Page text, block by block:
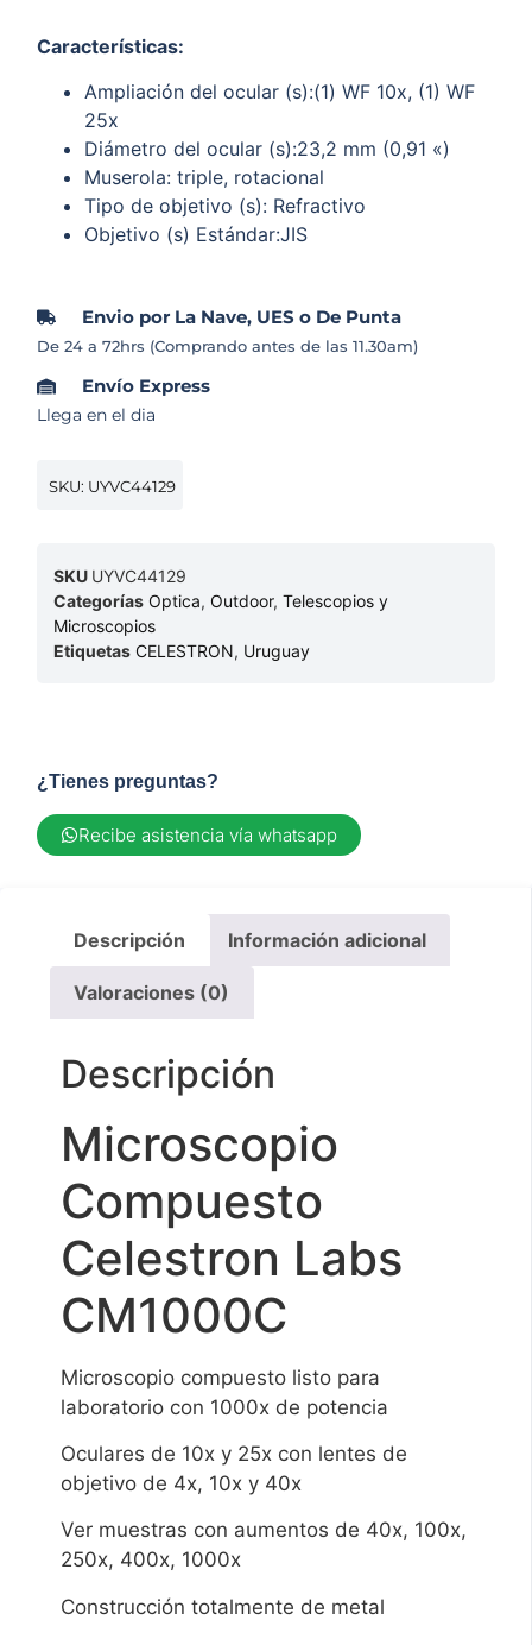
Características:
Ampliación del ocular (s):(1) WF 10x, (1) WF
25x
Diámetro del ocular (s):23,2 mm (0,91 «)
Muserola: triple, rotacional
Tipo de objetivo (s): Refractivo
Objetivo (s) Estándar:JIS
Envio por La Nave, UES o De Punta
De 24 a 72hrs (Comprando antes de las 11.30am)
Envío Express
Llega en el dia
SKU: UYVC44129
SKU UYVC44129
Categorías Optica,Outdoor,Telescopios y
Microscopios
Etiquetas CELESTRON, Uruguay
¿Tienes preguntas?
Recibe asistencia vía whatsapp
Descripción Información adicional
Valoraciones (0)
Descripción
Microscopio
Compuesto
Celestron Labs
CM1000C
Microscopio compuesto listo para
laboratorio con 1000x de potencia
Oculares de 10x y 25x con lentes de
objetivo de 4x, 10x y 40x
Ver muestras con aumentos de 40x, 100x,
250x, 400x, 1000x
Construcción totalmente de metal